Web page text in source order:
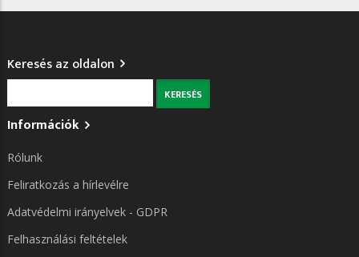
Keresés az oldalon
Információk
Rólunk
Feliratkozás a hírlevélre
Adatvédelmi irányelvek - GDPR
Felhasználási feltételek